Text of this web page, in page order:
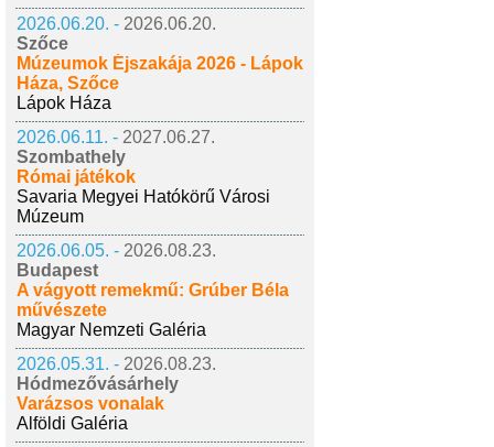
2026.06.20. - 2026.06.20.
Szőce
Múzeumok Éjszakája 2026 - Lápok
Háza, Szőce
Lápok Háza
2026.06.11. - 2027.06.27.
Szombathely
Római játékok
Savaria Megyei Hatókörű Városi
Múzeum
2026.06.05. - 2026.08.23.
Budapest
A vágyott remekmű: Grúber Béla
művészete
Magyar Nemzeti Galéria
2026.05.31. - 2026.08.23.
Hódmezővásárhely
Varázsos vonalak
Alföldi Galéria